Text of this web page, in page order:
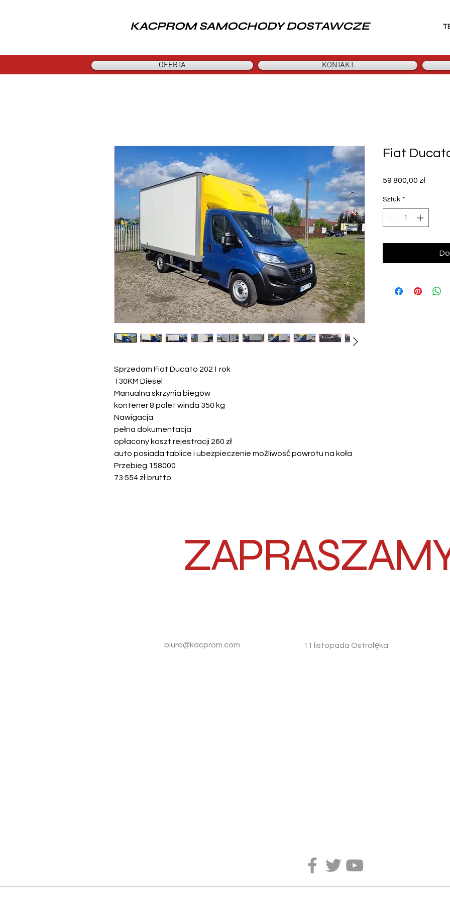
KACPROM SAMOCHODY DOSTAWCZE
OFERTA KONTAKT
Sprzedam Fiat Ducato 2021 rok
130KM Diesel
Manualna skrzynia biegów
kontener 8 palet winda 350 kg
Nawigacja
pełna dokumentacja
opłacony koszt rejestracji 260 zł
auto posiada tablice i ubezpieczenie możliwosć powrotu na koła
Przebieg 158000
73 554 zł brutto
Fiat
59 800,00 złCena
Sztuk *
biuro@kacprom.com 11 listopada Ostrołęka